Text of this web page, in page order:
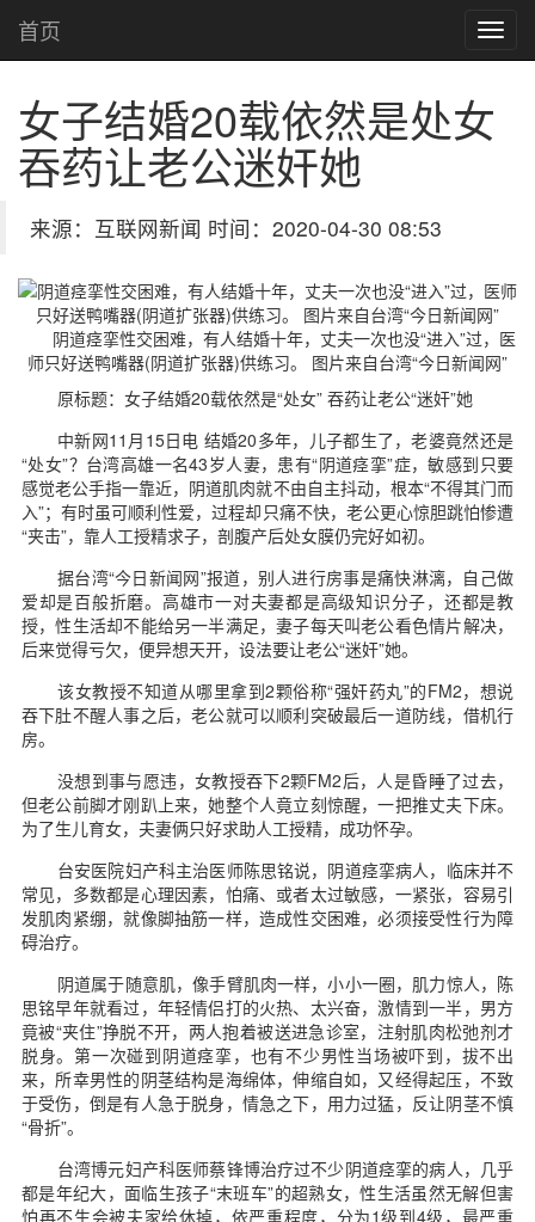
首页
女子结婚20载依然是处女
吞药让老公迷奸她
来源：互联网新闻 时间：2020-04-30 08:53
阴道痉挛性交困难，有人结婚十年，丈夫一次也没“进入”过，医
师只好送鸭嘴器(阴道扩张器)供练习。 图片来自台湾“今日新闻网”
原标题：女子结婚20载依然是“处女” 吞药让老公“迷奸”她
中新网11月15日电 结婚20多年，儿子都生了，老婆竟然还是
“处女”？台湾高雄一名43岁人妻，患有“阴道痉挛”症，敏感到只要
感觉老公手指一靠近，阴道肌肉就不由自主抖动，根本“不得其门而
入”；有时虽可顺利性爱，过程却只痛不快，老公更心惊胆跳怕惨遭
“夹击”，靠人工授精求子，剖腹产后处女膜仍完好如初。
据台湾“今日新闻网”报道，别人进行房事是痛快淋漓，自己做
爱却是百般折磨。高雄市一对夫妻都是高级知识分子，还都是教
授，性生活却不能给另一半满足，妻子每天叫老公看色情片解决，
后来觉得亏欠，便异想天开，设法要让老公“迷奸”她。
该女教授不知道从哪里拿到2颗俗称“强奸药丸”的FM2，想说
吞下肚不醒人事之后，老公就可以顺利突破最后一道防线，借机行
房。
没想到事与愿违，女教授吞下2颗FM2后，人是昏睡了过去，
但老公前脚才刚趴上来，她整个人竟立刻惊醒，一把推丈夫下床。
为了生儿育女，夫妻俩只好求助人工授精，成功怀孕。
台安医院妇产科主治医师陈思铭说，阴道痉挛病人，临床并不
常见，多数都是心理因素，怕痛、或者太过敏感，一紧张，容易引
发肌肉紧绷，就像脚抽筋一样，造成性交困难，必须接受性行为障
碍治疗。
阴道属于随意肌，像手臂肌肉一样，小小一圈，肌力惊人，陈
思铭早年就看过，年轻情侣打的火热、太兴奋，激情到一半，男方
竟被“夹住”挣脱不开，两人抱着被送进急诊室，注射肌肉松弛剂才
脱身。第一次碰到阴道痉挛，也有不少男性当场被吓到，拔不出
来，所幸男性的阴茎结构是海绵体，伸缩自如，又经得起压，不致
于受伤，倒是有人急于脱身，情急之下，用力过猛，反让阴茎不慎
“骨折”。
台湾博元妇产科医师蔡锋博治疗过不少阴道痉挛的病人，几乎
都是年纪大，面临生孩子“末班车”的超熟女，性生活虽然无解但害
怕再不生会被夫家给休掉，依严重程度，分为1级到4级，最严重